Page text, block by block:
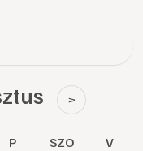
>
P SZO V